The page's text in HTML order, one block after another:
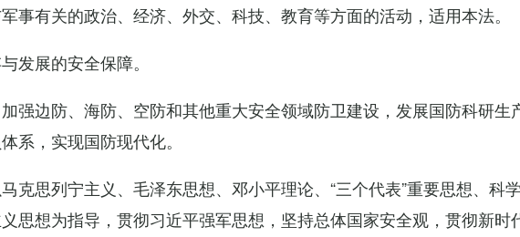
事有关的政治、经济、外交、科技、教育等方面的活动，适用本法。
展的安全保障。
强边防、海防、空防和其他重大安全领域防卫建设，发展国防科研生
系，实现国防现代化。
思列宁主义、毛泽东思想、邓小平理论、“三个代表”重要思想、科学
思想为指导，贯彻习近平强军思想，坚持总体国家安全观，贯彻新时